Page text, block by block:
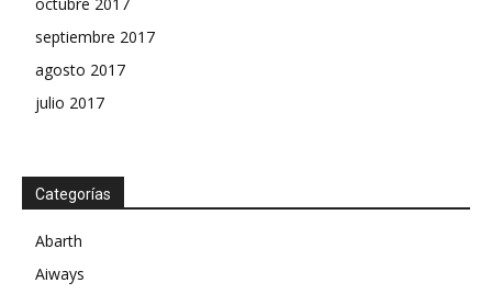
septiembre 2017
agosto 2017
julio 2017
Categorías
Abarth
Aiways